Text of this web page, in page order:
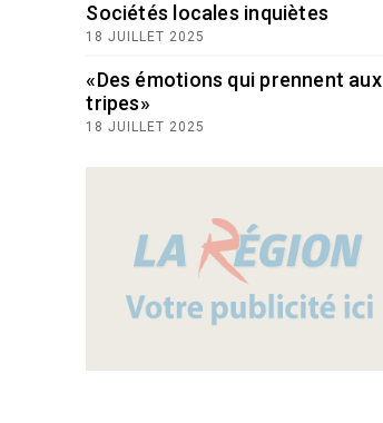
Sociétés locales inquiètes
18 JUILLET 2025
«Des émotions qui prennent aux
tripes»
18 JUILLET 2025